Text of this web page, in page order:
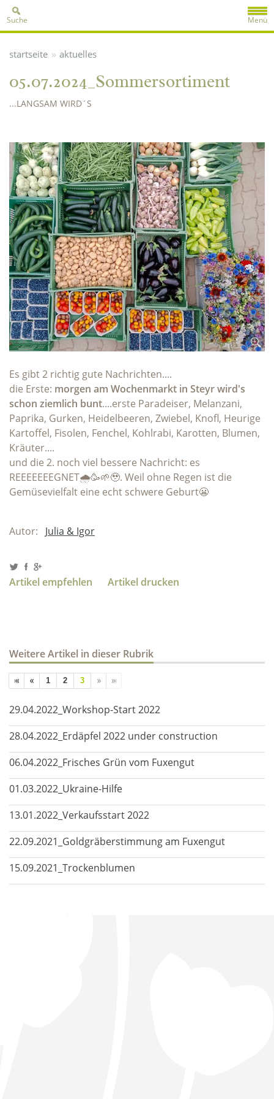
Menü
Suche
startseite » aktuelles
05.07.2024_Sommersortiment
...LANGSAM WIRD´S
Es gibt 2 richtig gute Nachrichten....
die Erste: morgen am Wochenmarkt in Steyr wird's
schon ziemlich bunt....erste Paradeiser, Melanzani,
Paprika, Gurken, Heidelbeeren, Zwiebel, Knofl, Heurige
Kartoffel, Fisolen, Fenchel, Kohlrabi, Karotten, Blumen,
Kräuter....
und die 2. noch viel bessere Nachricht: es
REEEEEEEGNET🌧️🥳🌱🥹. Weil ohne Regen ist die
Gemüsevielfalt eine echt schwere Geburt😬
Autor: Julia & Igor
Artikel empfehlen Artikel drucken
Weitere Artikel in dieser Rubrik
1 2 3
29.04.2022_Workshop-Start 2022
28.04.2022_Erdäpfel 2022 under construction
06.04.2022_Frisches Grün vom Fuxengut
01.03.2022_Ukraine-Hilfe
13.01.2022_Verkaufsstart 2022
22.09.2021_Goldgräberstimmung am Fuxengut
15.09.2021_Trockenblumen